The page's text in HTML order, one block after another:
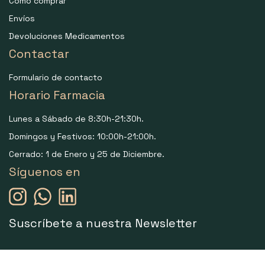
Envíos
Devoluciones Medicamentos
Contactar
Formulario de contacto
Horario Farmacia
Lunes a Sábado de 8:30h-21:30h.
Domingos y Festivos: 10:00h-21:00h.
Cerrado: 1 de Enero y 25 de Diciembre.
Síguenos en
Suscríbete a nuestra Newsletter